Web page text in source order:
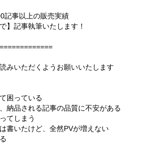
記事以上の販売実績
】記事執筆いたします！
みいただくようお願いいたします
困っている
納品される記事の品質に不安がある
てしまう
書いたけど、全然PVが増えない